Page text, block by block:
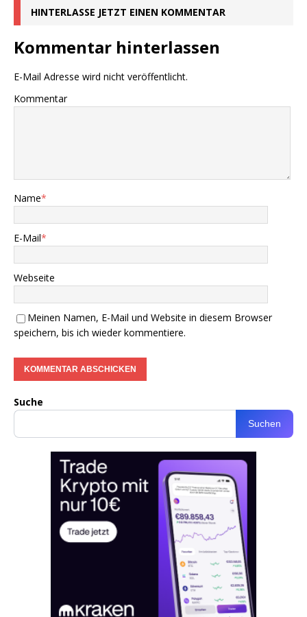
HINTERLASSE JETZT EINEN KOMMENTAR
Kommentar hinterlassen
E-Mail Adresse wird nicht veröffentlicht.
Kommentar
Name*
E-Mail*
Webseite
Meinen Namen, E-Mail und Website in diesem Browser
speichern, bis ich wieder kommentiere.
Suche
Suchen